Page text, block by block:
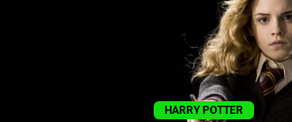
HARRY POTTER